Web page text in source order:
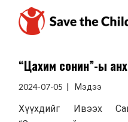
content
“Цахим сонин”-ы
2024-07-05 Мэдээ
Хүүхдийг Ивээх